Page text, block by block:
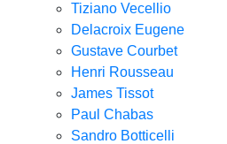
Tiziano Vecellio
Delacroix Eugene
Gustave Courbet
Henri Rousseau
James Tissot
Paul Chabas
Sandro Botticelli